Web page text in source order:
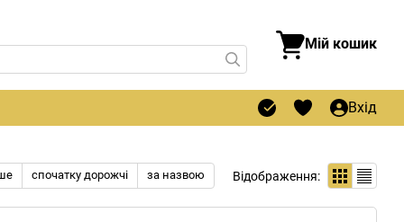
Мій кошик
Вхід
спочатку дорожчі за назвою Відображення: